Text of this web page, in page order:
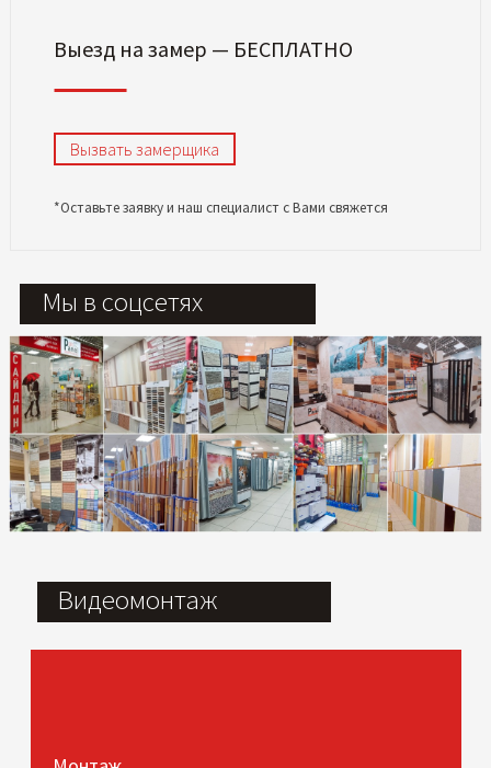
Выезд на замер — БЕСПЛАТНО
Вызвать замерщика
*Оставьте заявку и наш специалист с Вами свяжется
Мы в соцсетях
Видеомонтаж